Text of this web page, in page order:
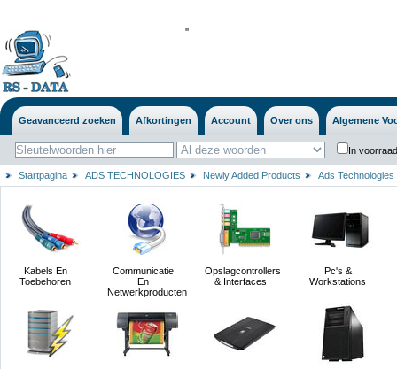
''
Geavanceerd zoeken Afkortingen Account Over ons Algemene
In
Startpagina ADS TECHNOLOGIES Newly Added Products Ads Technologies
Kabels En
Toebehoren
Communicatie
En
Netwerkproducten
Opslagcontrollers
& Interfaces
Pc's &
Workstations